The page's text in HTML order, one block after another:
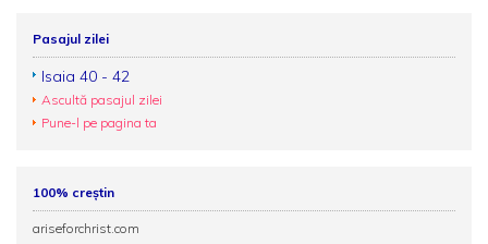
Pasajul zilei
Isaia 40 - 42
Ascultă pasajul zilei
Pune-l pe pagina ta
100% creștin
ariseforchrist.com